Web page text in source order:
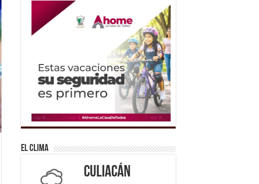
El Clima
Culiacán